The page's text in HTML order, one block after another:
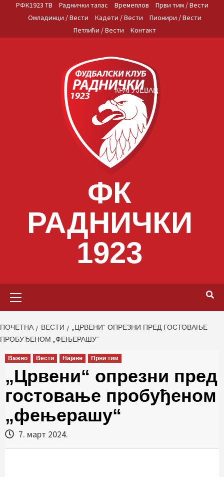
РФК1923 ТВ Раднички талас Времеплов
Први тим / Вести
Омладинци / Вести
Кадети / Вести
Пионири / Вести
Петлићи / Вести
Контакт
ФК
РАДНИЧКИ
1923
КРАГУЈЕВАЦ
ПОЧЕТНА ВЕСТИ
„ЦРВЕНИ“ ОПРЕЗНИ ПРЕД ГОСТОВАЊЕ
ПРОБУЂЕНОМ „ФЕЊЕРАШУ“
Важно Вести Најаве Први тим
„Црвени“ опрезни пред
гостовање пробуђеном
„фењерашу“
7. март 2024.